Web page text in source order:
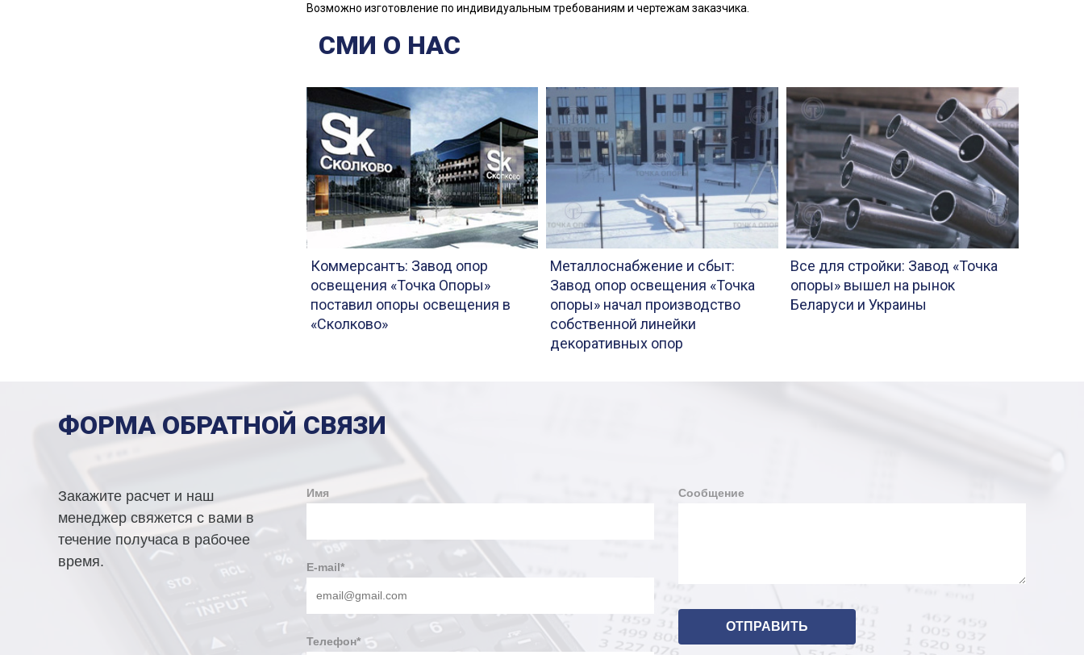
Возможно изготовление по индивидуальным требованиям и чертежам заказчика.
СМИ О НАС
Коммерсантъ: Завод опор
освещения «Точка Опоры»
поставил опоры освещения в
«Сколково»
Металлоснабжение и сбыт:
Завод опор освещения «Точка
опоры» начал производство
собственной линейки
декоративных опор
Все для стройки: Завод «Точка
опоры» вышел на рынок
Беларуси и Украины
ФОРМА ОБРАТНОЙ СВЯЗИ
Закажите расчет и наш
менеджер свяжется с вами в
течение получаса в рабочее
время.
Имя
E-mail*
Телефон*
Сообщение